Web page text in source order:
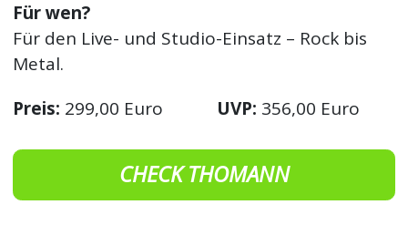
Für wen?
Für den Live- und Studio-Einsatz – Rock bis
Metal.
Preis: 299,00 Euro UVP: 356,00 Euro
CHECK THOMANN